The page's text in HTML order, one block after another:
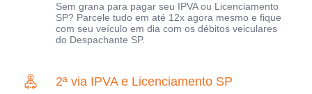
Sem grana para pagar seu IPVA ou Licenciamento
SP? Parcele tudo em até 12x agora mesmo e fique
com seu veículo em dia com os débitos veiculares
do Despachante SP.
2ª via IPVA e Licenciamento SP